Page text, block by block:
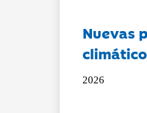
Nuevas
2026